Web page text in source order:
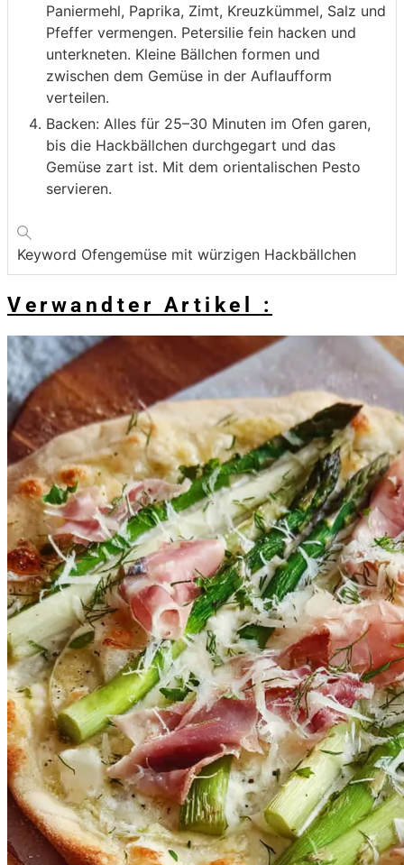
Paniermehl, Paprika, Zimt, Kreuzkümmel, Salz und
Pfeffer vermengen. Petersilie fein hacken und
unterkneten. Kleine Bällchen formen und
zwischen dem Gemüse in der Auflaufform
verteilen.
Backen: Alles für 25–30 Minuten im Ofen garen,
bis die Hackbällchen durchgegart und das
Gemüse zart ist. Mit dem orientalischen Pesto
servieren.
Keyword Ofengemüse mit würzigen Hackbällchen
Verwandter Artikel :